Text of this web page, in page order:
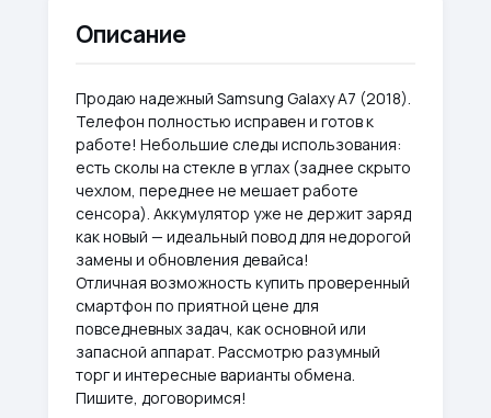
Описание
Продаю надежный Samsung Galaxy A7 (2018).
Телефон полностью исправен и готов к
работе! Небольшие следы использования:
есть сколы на стекле в углах (заднее скрыто
чехлом, переднее не мешает работе
сенсора). Аккумулятор уже не держит заряд
как новый — идеальный повод для недорогой
замены и обновления девайса!
Отличная возможность купить проверенный
смартфон по приятной цене для
повседневных задач, как основной или
запасной аппарат. Рассмотрю разумный
торг и интересные варианты обмена.
Пишите, договоримся!